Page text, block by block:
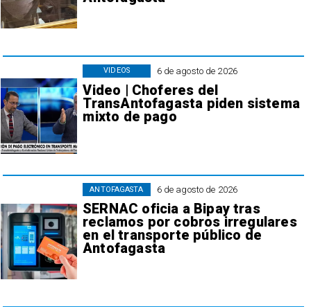
6 de agosto de 2026
Video | Choferes del
TransAntofagasta piden sistema
mixto de pago
VIDEOS
6 de agosto de 2026
SERNAC oficia a Bipay tras
reclamos por cobros irregulares
en el transporte público de
Antofagasta
ANTOFAGASTA